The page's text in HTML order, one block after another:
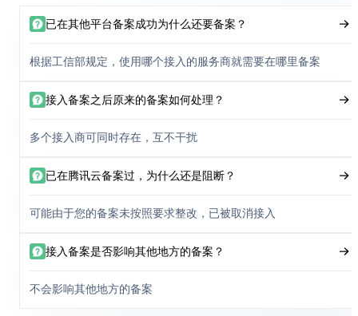
已在其他平台备案成功为什么还要备案？
根据工信部规定，使用哪个接入的服务商就需要在哪里备案
接入备案之后原来的备案如何处理？
多个接入商可同时存在，互不干扰
已在腾讯云备案过，为什么还是阻断？
可能由于您的备案未按照要求整改，已被取消接入
接入备案是否影响其他地方的备案？
不会影响其他地方的备案